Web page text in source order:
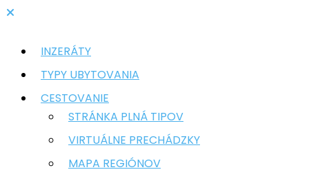
INZERÁTY
TYPY UBYTOVANIA
CESTOVANIE
STRÁNKA PLNÁ TIPOV
VIRTUÁLNE PRECHÁDZKY
MAPA REGIÓNOV